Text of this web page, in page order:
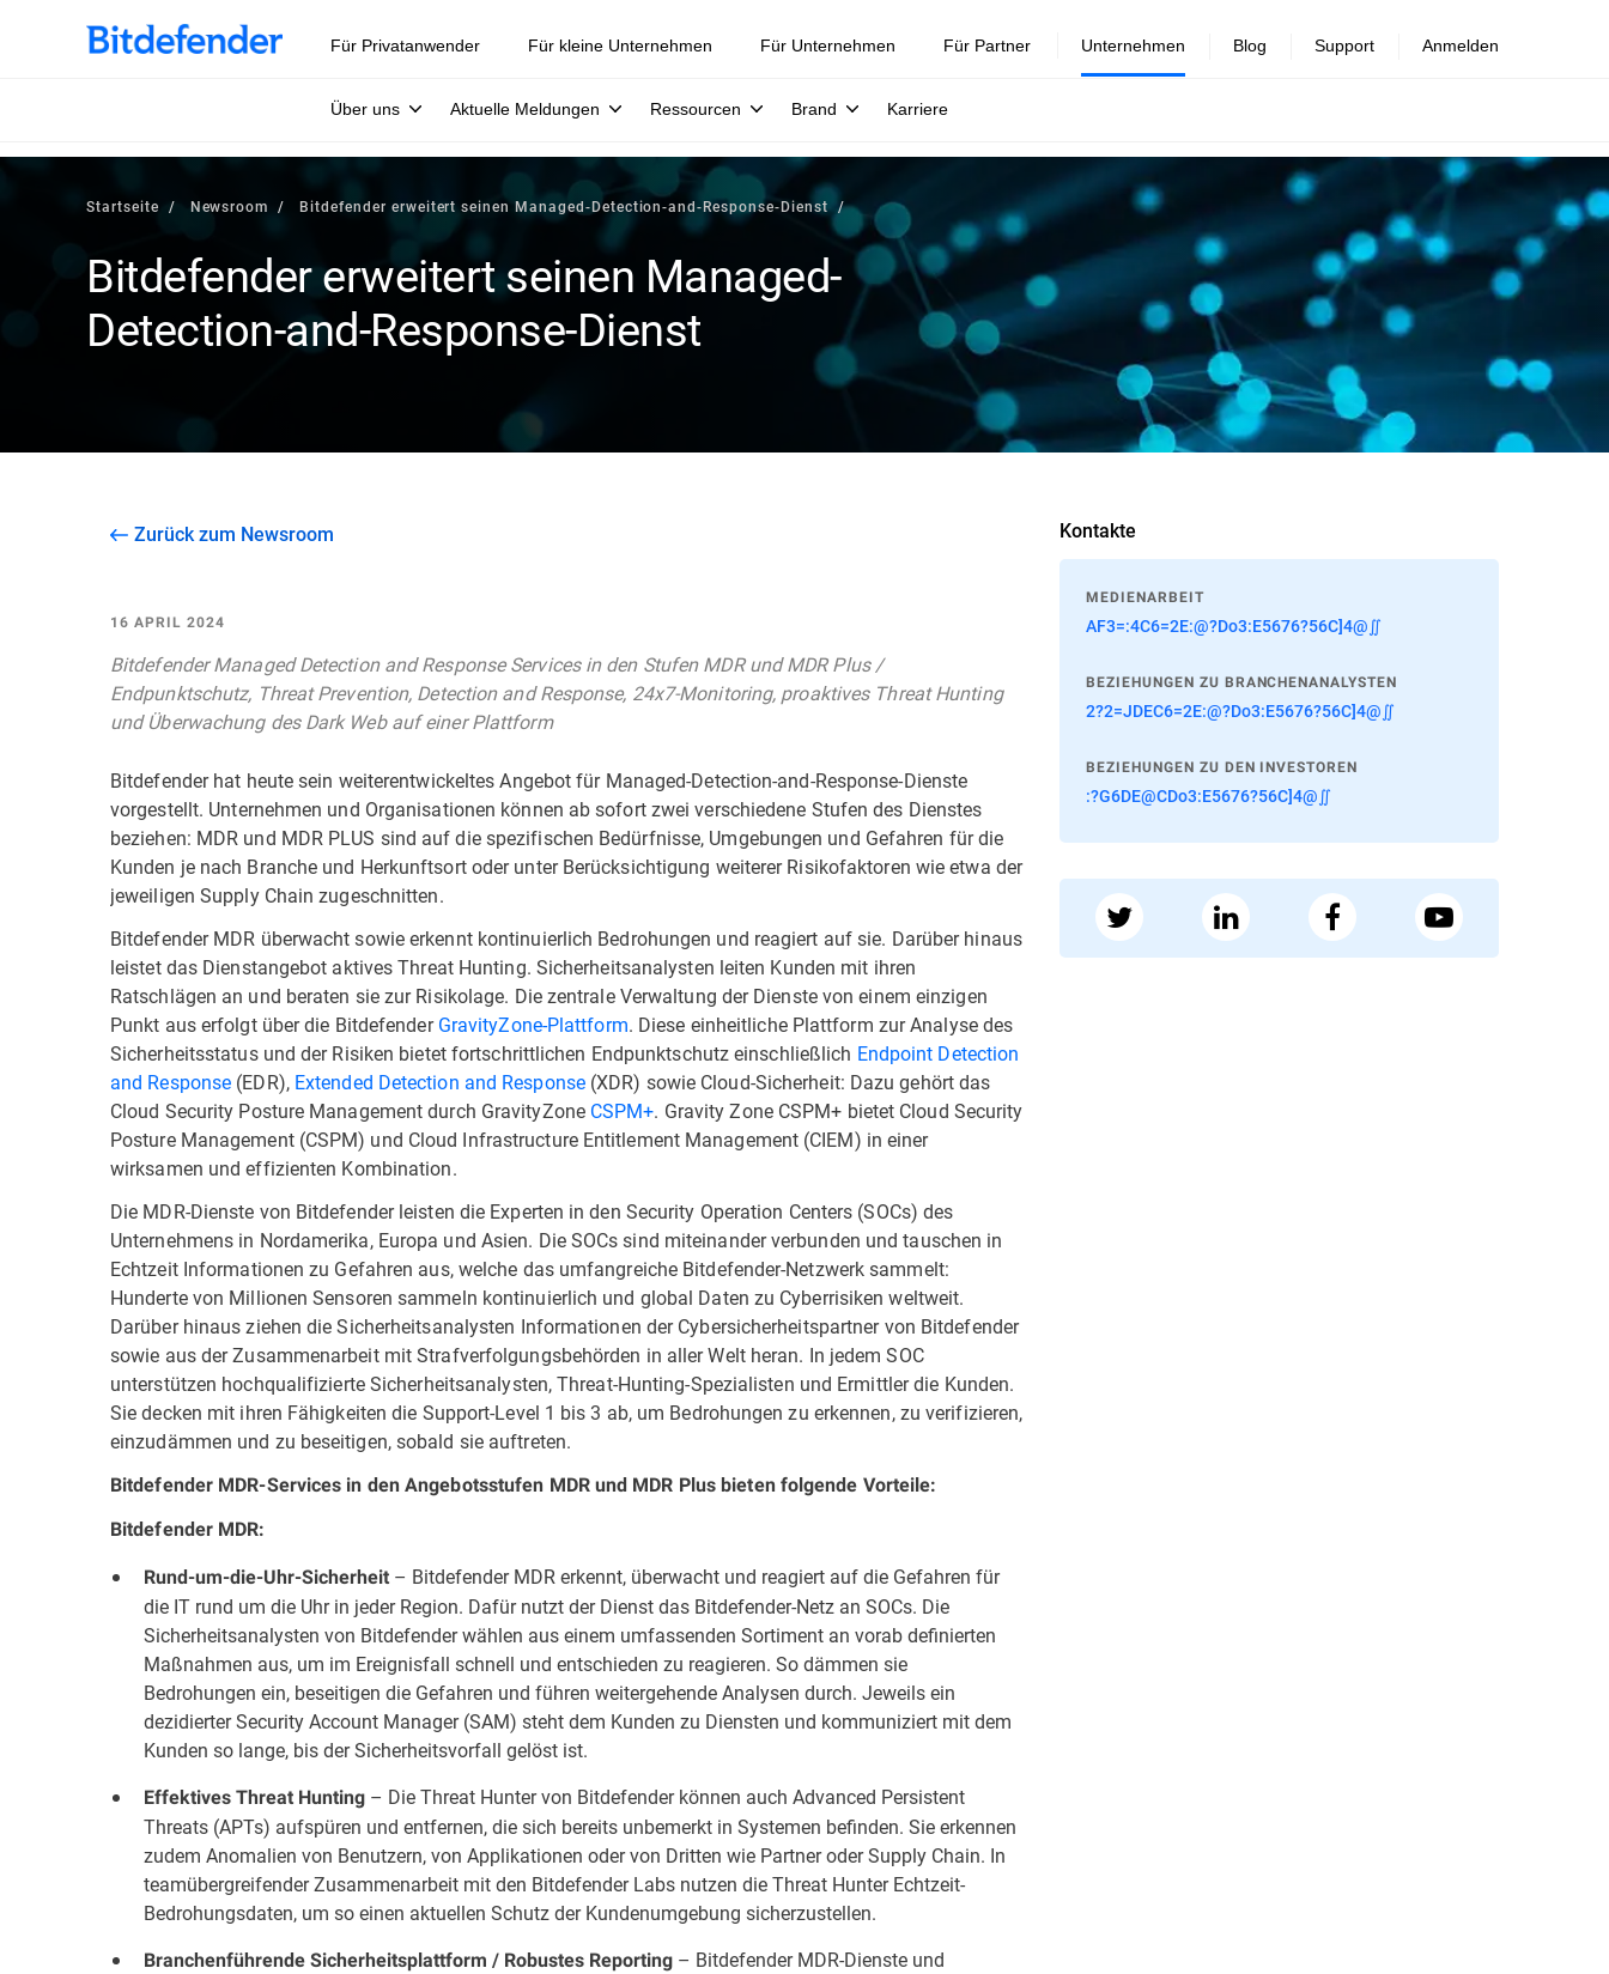
Für Privatanwender Für kleine Unternehmen Für Unternehmen Für Partner Unternehmen
Über uns Aktuelle Meldungen Ressourcen Brand Karriere
Blog Support Anmelden
Startseite Newsroom Bitdefender erweitert seinen Managed-Detection-and-Response-Dienst
Bitdefender erweitert seinen Managed-
Detection-and-Response-Dienst
Zurück zum Newsroom
16 APRIL 2024
Bitdefender Managed Detection and Response Services in den Stufen MDR und MDR Plus /
Endpunktschutz, Threat Prevention, Detection and Response, 24x7-Monitoring, proaktives Threat Hunting
und Überwachung des Dark Web auf einer Plattform
Bitdefender hat heute sein weiterentwickeltes Angebot für Managed-Detection-and-Response-Dienste
vorgestellt. Unternehmen und Organisationen können ab sofort zwei verschiedene Stufen des Dienstes
beziehen: MDR und MDR PLUS sind auf die spezifischen Bedürfnisse, Umgebungen und Gefahren für die
Kunden je nach Branche und Herkunftsort oder unter Berücksichtigung weiterer Risikofaktoren wie etwa der
jeweiligen Supply Chain zugeschnitten.
Bitdefender MDR überwacht sowie erkennt kontinuierlich Bedrohungen und reagiert auf sie. Darüber hinaus
leistet das Dienstangebot aktives Threat Hunting. Sicherheitsanalysten leiten Kunden mit ihren
Ratschlägen an und beraten sie zur Risikolage. Die zentrale Verwaltung der Dienste von einem einzigen
Punkt aus erfolgt über die BitdefenderGravityZone-Plattform. Diese einheitliche Plattform zur Analyse des
Sicherheitsstatus und der Risiken bietet fortschrittlichen Endpunktschutz einschließlich Endpoint Detection
and Response (EDR), Extended Detection and Response(XDR) sowie Cloud-Sicherheit: Dazu gehört das
Cloud Security Posture Management durch GravityZone CSPM+. Gravity Zone CSPM+ bietet Cloud Security
Posture Management (CSPM) und Cloud Infrastructure Entitlement Management (CIEM) in einer
wirksamen und effizienten Kombination.
Die MDR-Dienste von Bitdefender leisten die Experten in den Security Operation Centers (SOCs) des
Unternehmens in Nordamerika, Europa und Asien. Die SOCs sind miteinander verbunden und tauschen in
Echtzeit Informationen zu Gefahren aus, welche das umfangreiche Bitdefender-Netzwerk sammelt:
Hunderte von Millionen Sensoren sammeln kontinuierlich und global Daten zu Cyberrisiken weltweit.
Darüber hinaus ziehen die Sicherheitsanalysten Informationen der Cybersicherheitspartner von Bitdefender
sowie aus der Zusammenarbeit mit Strafverfolgungsbehörden in aller Welt heran. In jedem SOC
unterstützen hochqualifizierte Sicherheitsanalysten, Threat-Hunting-Spezialisten und Ermittler die Kunden.
Sie decken mit ihren Fähigkeiten die Support-Level 1 bis 3 ab, um Bedrohungen zu erkennen, zu verifizieren,
einzudämmen und zu beseitigen, sobald sie auftreten.
Bitdefender MDR-Services in den Angebotsstufen MDR und MDR Plus bieten folgende Vorteile:
Bitdefender MDR:
Rund-um-die-Uhr-Sicherheit – Bitdefender MDR erkennt, überwacht und reagiert auf die Gefahren für
die IT rund um die Uhr in jeder Region. Dafür nutzt der Dienst das Bitdefender-Netz an SOCs. Die
Sicherheitsanalysten von Bitdefender wählen aus einem umfassenden Sortiment an vorab definierten
Maßnahmen aus, um im Ereignisfall schnell und entschieden zu reagieren. So dämmen sie
Bedrohungen ein, beseitigen die Gefahren und führen weitergehende Analysen durch. Jeweils ein
dezidierter Security Account Manager (SAM) steht dem Kunden zu Diensten und kommuniziert mit dem
Kunden so lange, bis der Sicherheitsvorfall gelöst ist.
Effektives Threat Hunting – Die Threat Hunter von Bitdefender können auch Advanced Persistent
Threats (APTs) aufspüren und entfernen, die sich bereits unbemerkt in Systemen befinden. Sie erkennen
zudem Anomalien von Benutzern, von Applikationen oder von Dritten wie Partner oder Supply Chain. In
teamübergreifender Zusammenarbeit mit den Bitdefender Labs nutzen die Threat Hunter Echtzeit-
Bedrohungsdaten, um so einen aktuellen Schutz der Kundenumgebung sicherzustellen.
Branchenführende Sicherheitsplattform / Robustes Reporting – Bitdefender MDR-Dienste und
Kontakte
MEDIENARBEIT
AF3=:4C6=2E:@?Do3:E5676?56C]4@∬
BEZIEHUNGEN ZU BRANCHENANALYSTEN
2?2=JDEC6=2E:@?Do3:E5676?56C]4@∬
BEZIEHUNGEN ZU DEN INVESTOREN
:?G6DE@CDo3:E5676?56C]4@∬